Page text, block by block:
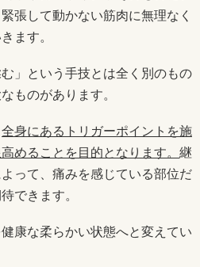
張して動かない筋肉に無理なく
ます。
」という手技とは全く別のもの
ものがあります。
全身にあるトリガーポイントを施
めることを目的となります。 継
って、痛みを感じている部位だ
できます。
康な柔らかい状態へと変えてい